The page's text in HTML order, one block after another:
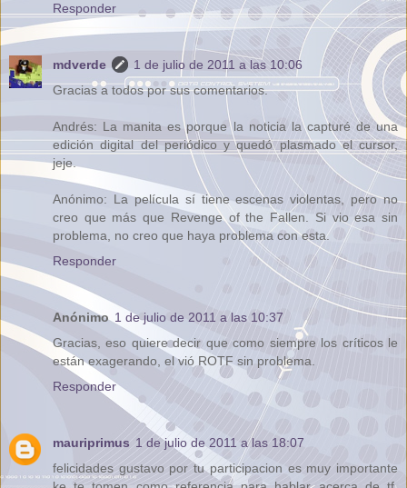
Responder
mdverde
1 de julio de 2011 a las 10:06
Gracias a todos por sus comentarios.
Andrés: La manita es porque la noticia la capturé de una
edición digital del periódico y quedó plasmado el cursor,
jeje.
Anónimo: La película sí tiene escenas violentas, pero no
creo que más que Revenge of the Fallen. Si vio esa sin
problema, no creo que haya problema con esta.
Responder
Anónimo 1 de julio de 2011 a las 10:37
Gracias, eso quiere decir que como siempre los críticos le
están exagerando, el vió ROTF sin problema.
Responder
mauriprimus 1 de julio de 2011 a las 18:07
felicidades gustavo por tu participacion es muy importante